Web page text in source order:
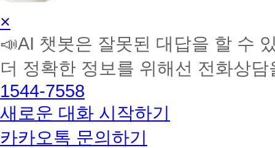
AI
학
습
토
커
BETA
×
📣AI 챗봇은 잘못된 대답을 할 수
더 정확한 정보를 위해선 전화상
1544-7558
새로운 대화 시작하기
카카오톡 문의하기